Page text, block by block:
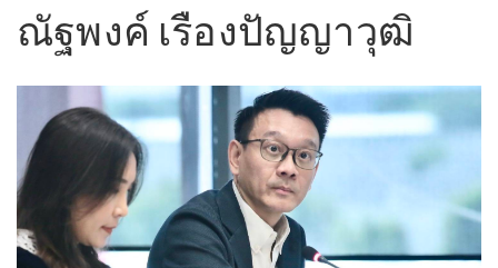
ณัฐพงค์ เรืองปัญญาวุฒิ